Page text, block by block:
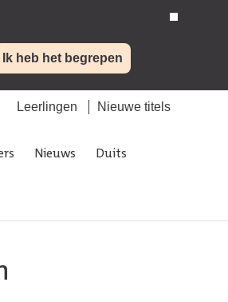
Ik heb het begrepen
Leerlingen Nieuwe titels
Nieuws Duits